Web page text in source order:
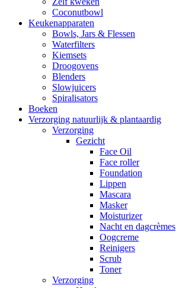
Coconutbowl
Keukenapparaten
Bowls, Jars & Flessen
Waterfilters
Kiemsets
Droogovens
Blenders
Slowjuicers
Spiralisators
Boeken
Verzorging natuurlijk & plantaardig
Verzorging
Gezicht
Face Oil
Face roller
Foundation
Lippen
Mascara
Masker
Moisturizer
Nacht en dagcrèmes
Oogcreme
Reinigers
Scrub
Toner
Verzorging